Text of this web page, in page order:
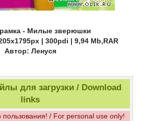
рамка - Милые зверюшки
| 300pdi | 9,94 Mb,RAR
Автор: Ленуся
для загрузки / Download
links
пользования! / For personal use only!